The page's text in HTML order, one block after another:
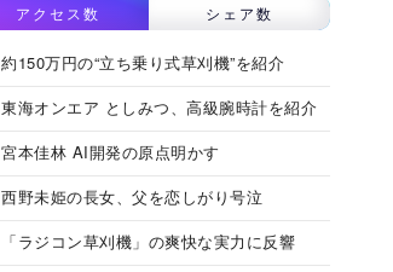
アクセス数 シェア数
約150万円の“立ち乗り式草刈機”を紹介
東海オンエア としみつ、高級腕時計を紹介
宮本佳林 AI開発の原点明かす
西野未姫の長女、父を恋しがり号泣
「ラジコン草刈機」の爽快な実力に反響